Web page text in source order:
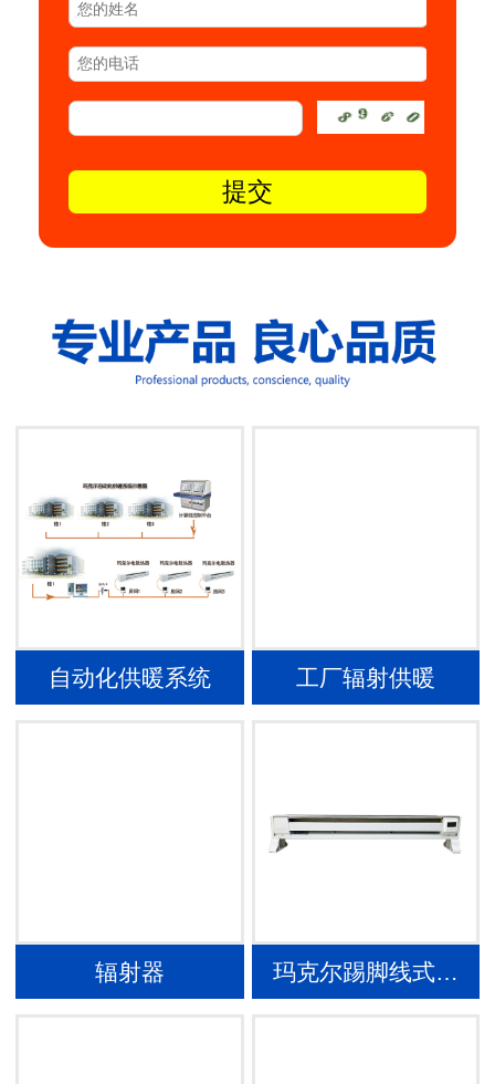
自动化供暖系统 工厂辐射供暖
辐射器 玛克尔踢脚线式…